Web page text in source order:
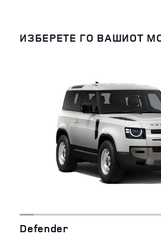
ИЗБЕРЕТЕ ГО ВАШИОТ
Defender